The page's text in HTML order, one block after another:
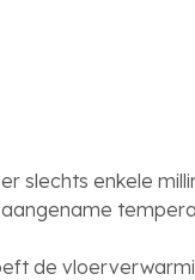
slechts enkele
de